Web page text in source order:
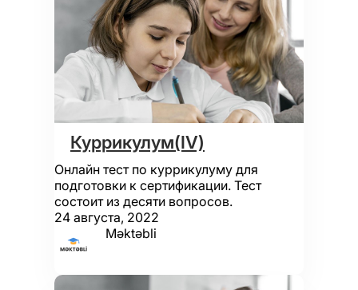
Куррикулум(IV)
Онлайн тест по куррикулуму для
подготовки к сертификации. Тест
состоит из десяти вопросов.
24 августа, 2022
Məktəbli